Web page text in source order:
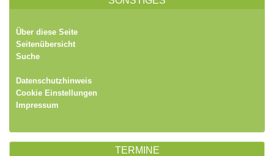
Über diese Seite
Seitenübersicht
Suche
Datenschutzhinweis
Cookie Einstellungen
Impressum
TERMINE